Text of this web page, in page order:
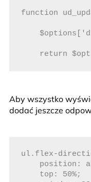
function
Aby wszystko
dodać jeszcze
ul.flex-
position:
    top: 50%;